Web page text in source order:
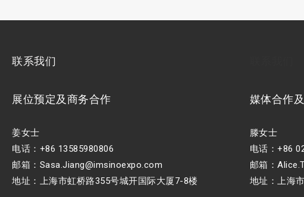
联系我们
展位预定及商务合作
姜女士
电话：+86 13585980806
邮箱：Sasa.Jiang@imsinoexpo.com
地址：上海市虹桥路355号城开国际大厦7-8楼
媒体合作
滕女士
电话：+86
邮箱：
地址：上海